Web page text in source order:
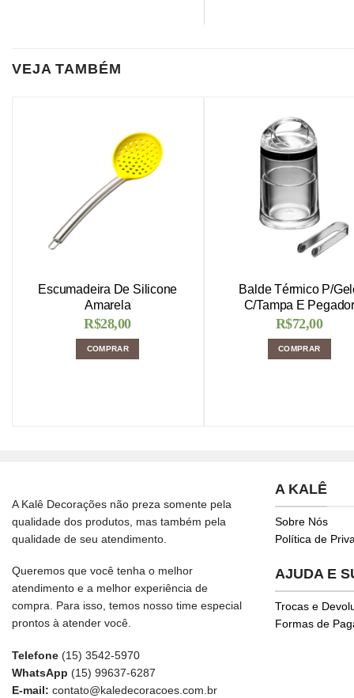
VEJA TAMBÉM
Escumadeira De Silicone
Amarela
R$28,00
COMPRAR
Balde Térmico P/
C/Tampa E Pegador
R$72,00
COMPRAR
A Kalê Decorações não preza somente pela
qualidade dos produtos, mas também pela
qualidade de seu atendimento.
Queremos que você tenha o melhor
atendimento e a melhor experiência de
compra. Para isso, temos nosso time especial
prontos à atender você.
Telefone (15) 3542-5970
WhatsApp (15) 99637-6287
E-mail: contato@kaledecoracoes.com.br
A KALÊ
Sobre Nós
Política de
AJUDA E
Trocas e
Formas de